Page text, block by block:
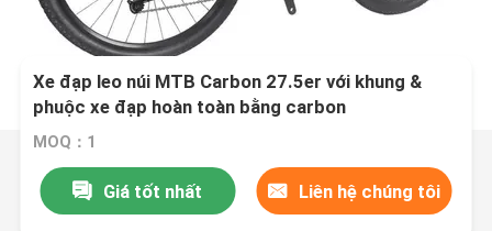
Xe đạp leo núi MTB Carbon 27.5er với khung &
phuộc xe đạp hoàn toàn bằng carbon
MOQ：1
Giá tốt nhất Liên hệ chúng tôi